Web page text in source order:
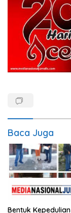
Baca Juga
Bentuk